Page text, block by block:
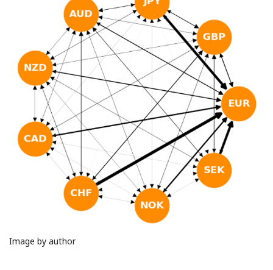
Image by author